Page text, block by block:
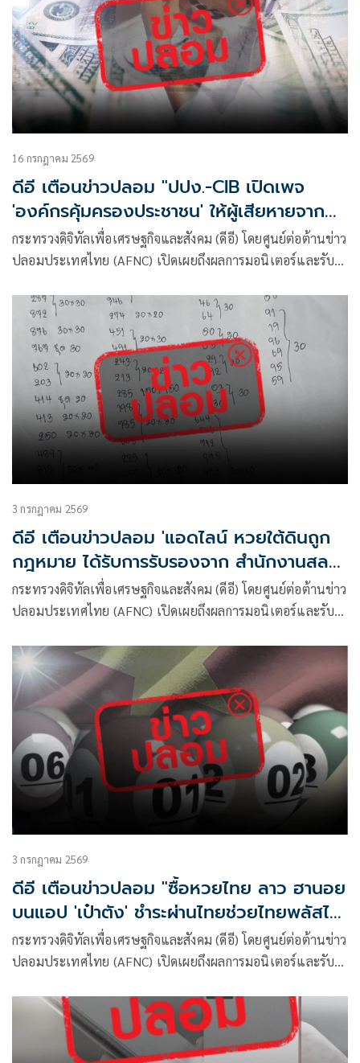
16 กรกฎาคม 2569
ดีอี เตือนข่าวปลอม "ปปง.-CIB เปิดเพจ
'องค์กรคุ้มครองประชาชน' ให้ผู้เสียหายจากส
แกมเมอร์ ส่งหลักฐาน" ระวังสูญเงิน-ข้อมูล
ส่วนบุคคล
กระทรวงดิจิทัลเพื่อเศรษฐกิจและสังคม (ดีอี) โดยศูนย์ต่อต้านข่าว
ปลอมประเทศไทย (AFNC) เปิดเผยถึงผลการมอนิเตอร์และรับ
ปัญหาภัยความมั่นคงและภัยทางสังคม
3 กรกฎาคม 2569
ดีอี เตือนข่าวปลอม 'แอดไลน์ หวยใต้ดินถูก
กฎหมาย ได้รับการรับรองจาก สำนักงานสลาก
กินแบ่งรัฐบาล' ระวังมิจฉาชีพหลอกสูญเงิน-
ข้อมูลส่วนบุคคล
กระทรวงดิจิทัลเพื่อเศรษฐกิจและสังคม (ดีอี) โดยศูนย์ต่อต้านข่าว
ปลอมประเทศไทย (AFNC) เปิดเผยถึงผลการมอนิเตอร์และรับ
ปัญหาภัยความมั่นคงและภัยทางสังคมของนายไชยชนก ชิดชอบ
รัฐมนตรีว่าการกระทรวงดิจิทัลเพื่อเศรษฐกิจและสังคม (ดีอี) โดย
ยกระดับความสำคัญเรื่องการสร้างความตระหนักรู้เท่าทันภัย
อาชญากรรมทางเทคโนโลยี ข่าวปลอม และข้อมูลบิดเบือน
3 กรกฎาคม 2569
ดีอี เตือนข่าวปลอม "ซื้อหวยไทย ลาว ฮานอย
บนแอป 'เป๋าตัง' ชำระผ่านไทยช่วยไทยพลัสได้"
สร้างความเข้าใจผิด'-สับสนให้ ปชช.
กระทรวงดิจิทัลเพื่อเศรษฐกิจและสังคม (ดีอี) โดยศูนย์ต่อต้านข่าว
ปลอมประเทศไทย (AFNC) เปิดเผยถึงผลการมอนิเตอร์และรับ
ปัญหาภัยความมั่นคงและภัยทางสังคมของนายไชยชนก ชิดชอบ
รัฐมนตรีว่าการกระทรวงดิจิทัลเพื่อเศรษฐกิจและสังคม (ดีอี) โดย
ยกระดับความสำคัญเรื่องการสร้างความตระหนักรู้เท่าทันภัย